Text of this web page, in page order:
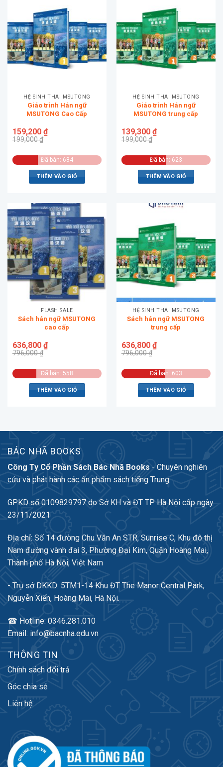
HỆ SINH THÁI MSUTONG
Giáo trình Hán ngữ
MSUTONG Cao Cấp
159,200 ₫
199,000₫
Đã bán: 684
THÊM VÀO GIỎ
HỆ SINH THÁI MSUTONG
Giáo trình Hán ngữ
MSUTONG trung cấp
139,300 ₫
199,000₫
Đã bán: 623
THÊM VÀO GIỎ
FLASH SALE
Sách hán ngữ MSUTONG
cao cấp
636,800 ₫
796,000₫
Đã bán: 558
THÊM VÀO GIỎ
HỆ SINH THÁI MSUTONG
Sách hán ngữ MSUTONG
trung cấp
636,800 ₫
796,000₫
Đã bán: 603
THÊM VÀO GIỎ
BÁC NHÃ BOOKS
Công Ty Cổ Phần Sách Bác Nhã Books - Chuyên nghiên
cứu và phát hành các ấn phẩm sách tiếng Trung
GPKD số 0109829797 do Sở KH và ĐT TP Hà Nội cấp ngày
23/11/2021
Địa chỉ: Số 14 đường Chu Văn An STR, Sunrise C, Khu đô thị
Nam đường vành đai 3, Phường Đại Kim, Quận Hoàng Mai,
Thành phố Hà Nội, Việt Nam
- Trụ sở DKKD: 5TM1-14 Khu ĐT The Manor Central Park,
Nguyễn Xiển, Hoàng Mai, Hà Nội.
☎ Hotline: 0346.281.010
Email: info@bacnha.edu.vn
THÔNG TIN
Chính sách đổi trả
Góc chia sẻ
Liên hệ